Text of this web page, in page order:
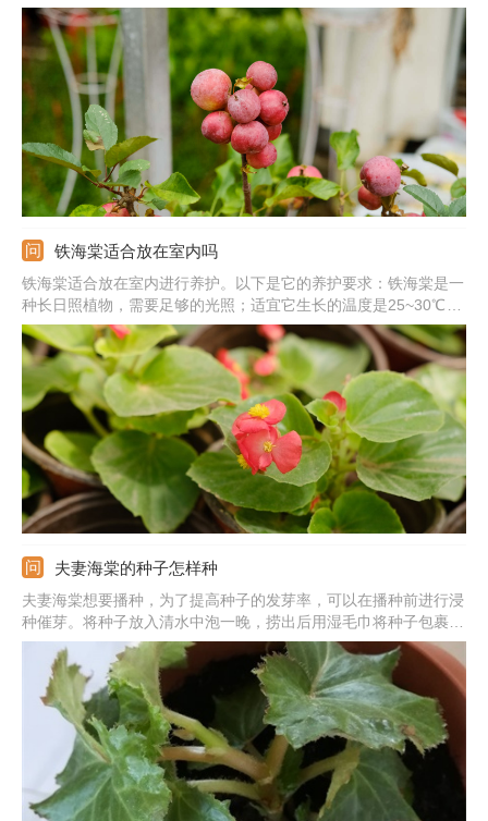
多，否则会烂根；2、养分：在它的生长期需要每个月施加3~4次
氮肥；3、温度：生长的适宜温度是在15~25℃之间；4、光照：海
棠花比较喜欢阳光，因此在它生长期间要将它放置在阳光充足的地
方。
铁海棠适合放在室内吗
铁海棠适合放在室内进行养护。以下是它的养护要求：铁海棠是一
种长日照植物，需要足够的光照；适宜它生长的温度是25~30℃左
右；铁海棠比较怕水涝，因此在浇水时要遵循见干见湿的浇水原
则；铁海棠的茎干上有刺，并且在它的茎干内部汁液是有毒的，一
定要放在安全的地方合理养护。
夫妻海棠的种子怎样种
夫妻海棠想要播种，为了提高种子的发芽率，可以在播种前进行浸
种催芽。将种子放入清水中泡一晚，捞出后用湿毛巾将种子包裹
住，等种子发芽露白后，准备疏松肥沃的土壤。提前用水将土壤浇
水，把种子点播在土表，覆盖一层薄薄的细土，覆土厚度以看不见
种子为宜，之后保持土壤微潮，等种子发芽出土即可。